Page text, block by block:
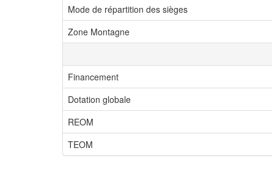
Mode de répartition des sièges
Zone Montagne
Financement
Dotation globale
REOM
TEOM